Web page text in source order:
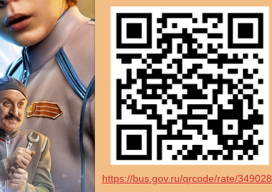
https://bus.gov.ru/qrcode/rate/349028